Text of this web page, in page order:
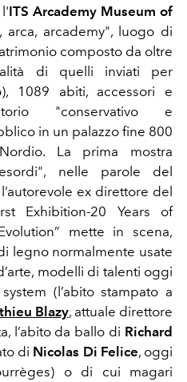
ITS Arcademy Museum of
arca, arcademy", luogo di
composto da oltre
di quelli inviati per
1089 abiti, accessori e
"conservativo e
in un palazzo fine 800
La prima mostra
nelle parole del
l’autorevole ex direttore del
Exhibition-20 Years of
mette in scena,
legno normalmente usate
modelli di talenti oggi
(l’abito stampato a
Blazy, attuale direttore
l’abito da ballo di Richard
di Nicolas Di Felice, oggi
o di cui magari